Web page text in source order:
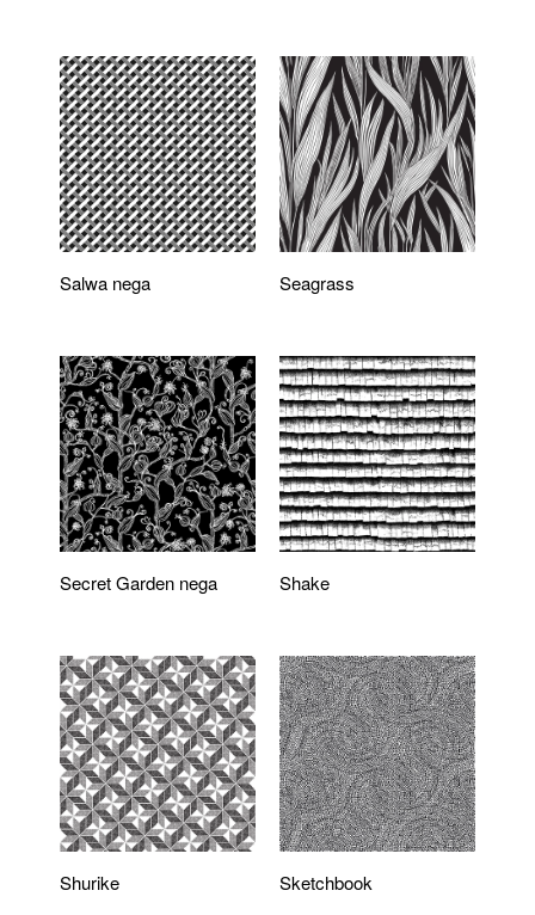
Salwa nega Seagrass
Secret Garden nega Shake
Shurike Sketchbook